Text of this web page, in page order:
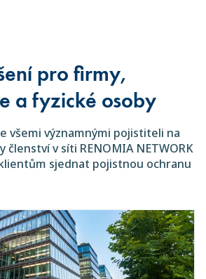
pro firmy,
a fyzické osoby
všemi významnými pojistiteli na
členství v síti RENOMIA NETWORK
sjednat pojistnou ochranu